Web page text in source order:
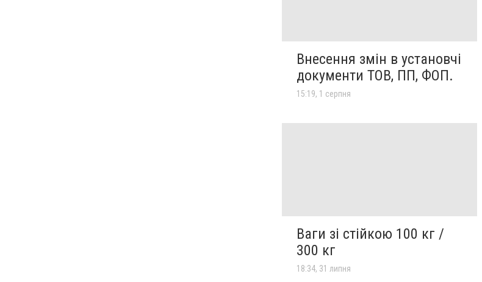
Внесення змін в установчі
документи ТОВ, ПП, ФОП.
15:19, 1 серпня
Ваги зі стійкою 100 кг /
300 кг
18:34, 31 липня